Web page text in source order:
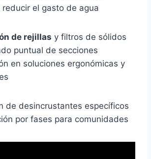
reducir el gasto de agua
de rejillas y filtros de sólidos
puntual de secciones
en soluciones ergonómicas y
de desincrustantes específicos
por fases para comunidades